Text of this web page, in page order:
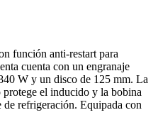
función anti-restart para
cuenta con un engranaje
W y un disco de 125 mm. La
el inducido y la bobina
de refrigeración. Equipada con